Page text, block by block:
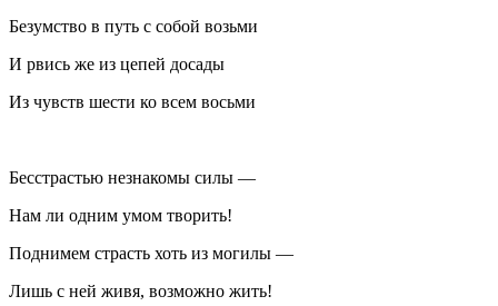
Безумство в путь с собой возьми
И рвись же из цепей досады
Из чувств шести ко всем восьми
Бесстрастью незнакомы силы —
Нам ли одним умом творить!
Поднимем страсть хоть из могилы —
Лишь с ней живя, возможно жить!